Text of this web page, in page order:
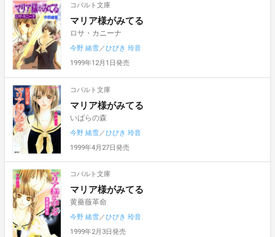
コバルト文庫
マリア様がみてる
ロサ・カニーナ
今野 緒雪 ／ひびき 玲音
1999年12月1日発売
コバルト文庫
マリア様がみてる
いばらの森
今野 緒雪 ／ひびき 玲音
1999年4月27日発売
コバルト文庫
マリア様がみてる
黄薔薇革命
今野 緒雪／ひびき 玲音
1999年2月3日発売